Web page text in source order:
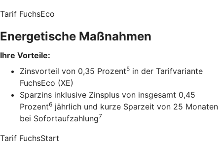
Tarif FuchsEco
Energetische Maßnahmen
Ihre Vorteile:
Zinsvorteil von 0,35 Prozent5 in der Tarifvariante
FuchsEco (XE)
Sparzins inklusive Zinsplus von insgesamt 0,45
Prozent6 jährlich und kurze Sparzeit von 25 Monaten
bei Sofortaufzahlung7
Tarif FuchsStart